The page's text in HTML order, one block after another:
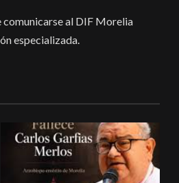
comunicarse al DIF Morelia
especializada.